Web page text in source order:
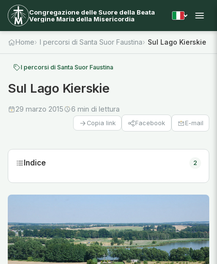
Congregazione delle Suore della Beata
Vergine Maria della Misericordia
Home I percorsi di Santa Suor Faustina Sul Lago Kierskie
I percorsi di Santa Suor Faustina
Sul Lago Kierskie
29 marzo 2015 6 min di lettura
Copia link Facebook E-mail
Indice 2